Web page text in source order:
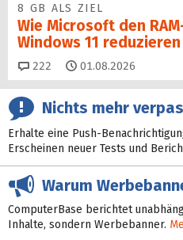
8 GB ALS ZIEL
Wie Microsoft den
Windows 11
222 Kommentare
01.08.2026
Nichts mehr
Erhalte eine Push-
Erscheinen neuer Tests und
Warum
ComputerBase berichtet
Inhalte, sondern Werbebanner.